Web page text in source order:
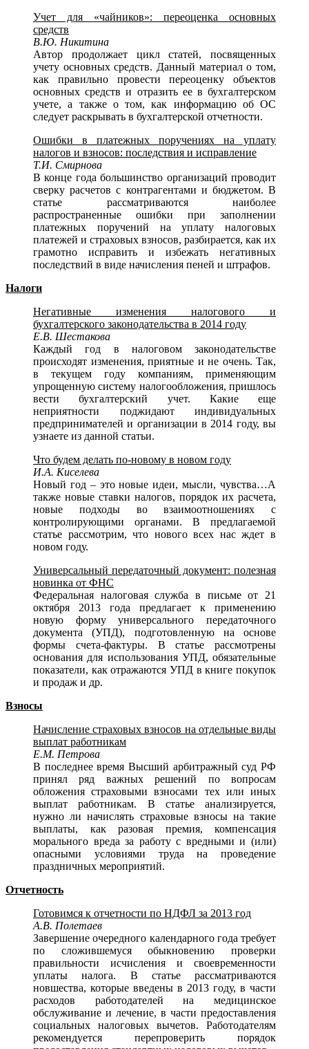
Учет для «чайников»: переоценка основных
средств
В.Ю. Никитина
Автор продолжает цикл статей, посвященных
учету основных средств. Данный материал о том,
как правильно провести переоценку объектов
основных средств и отразить ее в бухгалтерском
учете, а также о том, как информацию об ОС
следует раскрывать в бухгалтерской отчетности.
Ошибки в платежных поручениях на уплату
налогов и взносов: последствия и исправление
Т.И. Смирнова
В конце года большинство организаций проводит
сверку расчетов с контрагентами и бюджетом. В
статье рассматриваются наиболее
распространенные ошибки при заполнении
платежных поручений на уплату налоговых
платежей и страховых взносов, разбирается, как их
грамотно исправить и избежать негативных
последствий в виде начисления пеней и штрафов.
Налоги
Негативные изменения налогового и
бухгалтерского законодательства в 2014 году
Е.В. Шестакова
Каждый год в налоговом законодательстве
происходят изменения, приятные и не очень. Так,
в текущем году компаниям, применяющим
упрощенную систему налогообложения, пришлось
вести бухгалтерский учет. Какие еще
неприятности поджидают индивидуальных
предпринимателей и организации в 2014 году, вы
узнаете из данной статьи.
Что будем делать по-новому в новом году
И.А. Киселева
Новый год – это новые идеи, мысли, чувства…А
также новые ставки налогов, порядок их расчета,
новые подходы во взаимоотношениях с
контролирующими органами. В предлагаемой
статье рассмотрим, что нового всех нас ждет в
новом году.
Универсальный передаточный документ: полезная
новинка от ФНС
Федеральная налоговая служба в письме от 21
октября 2013 года предлагает к применению
новую форму универсального передаточного
документа (УПД), подготовленную на основе
формы счета-фактуры. В статье рассмотрены
основания для использования УПД, обязательные
показатели, как отражаются УПД в книге покупок
и продаж и др.
Взносы
Начисление страховых взносов на отдельные виды
выплат работникам
Е.М. Петрова
В последнее время Высший арбитражный суд РФ
принял ряд важных решений по вопросам
обложения страховыми взносами тех или иных
выплат работникам. В статье анализируется,
нужно ли начислять страховые взносы на такие
выплаты, как разовая премия, компенсация
морального вреда за работу с вредными и (или)
опасными условиями труда на проведение
праздничных мероприятий.
Отчетность
Готовимся к отчетности по НДФЛ за 2013 год
А.В. Полетаев
Завершение очередного календарного года требует
по сложившемуся обыкновению проверки
правильности исчисления и своевременности
уплаты налога. В статье рассматриваются
новшества, которые введены в 2013 году, в части
расходов работодателей на медицинское
обслуживание и лечение, в части предоставления
социальных налоговых вычетов. Работодателям
рекомендуется перепроверить порядок